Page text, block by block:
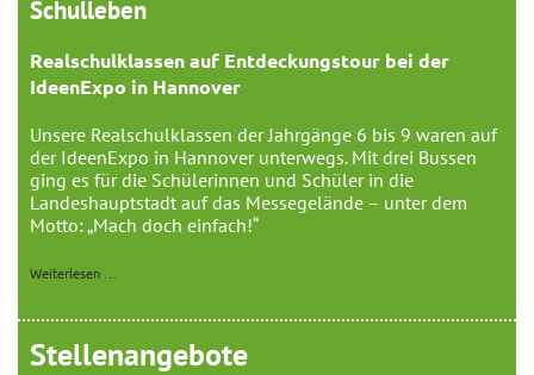
Schulleben
Realschulklassen auf Entdeckungstour bei der
IdeenExpo in Hannover
Unsere Realschulklassen der Jahrgänge 6 bis 9 waren auf
der IdeenExpo in Hannover unterwegs. Mit drei Bussen
ging es für die Schülerinnen und Schüler in die
Landeshauptstadt auf das Messegelände – unter dem
Motto: „Mach doch einfach!“
Weiterlesen …
Stellenangebote